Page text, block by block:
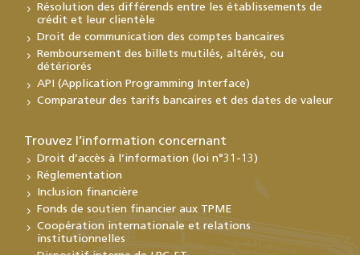
Résolution des différends entre les établissements de
crédit et leur clientèle
Droit de communication des comptes bancaires
Remboursement des billets mutilés, altérés, ou
détériorés
API (Application Programming Interface)
Comparateur des tarifs bancaires et des dates de valeur
Trouvez l’information concernant
Droit d’accès à l’information (loi n°31-13)
Réglementation
Inclusion financière
Fonds de soutien financier aux TPME
Coopération internationale et relations
institutionnelles